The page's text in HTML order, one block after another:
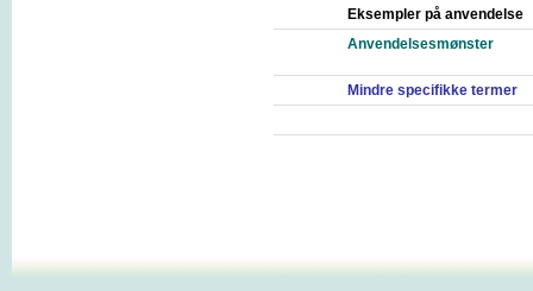
Eksempler på anvendelse
Anvendelsesmønster
Mindre specifikke termer